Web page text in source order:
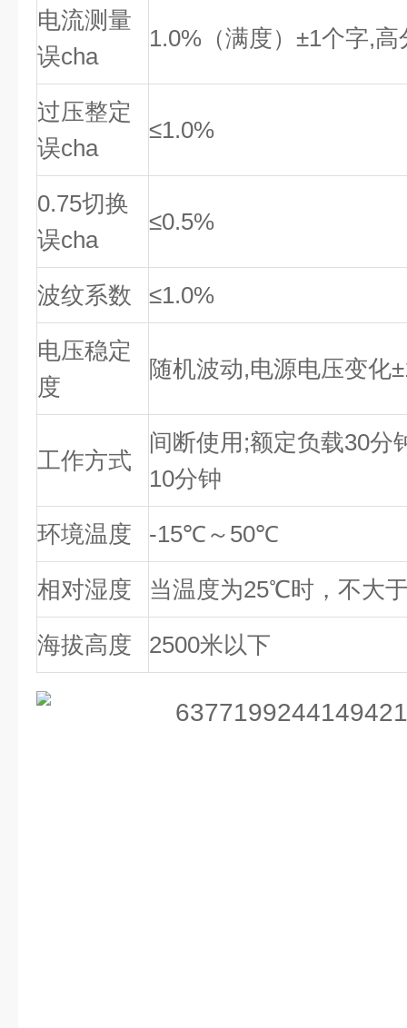
电流测量
误cha
1.0%（满度）±1个字,
过压整定
误cha
≤1.0%
0.75切换
误cha
≤0.5%
波纹系数 ≤1.0%
电压稳定
度
随机波动,电源电压变化
工作方式
间断使用;额定负载30分
10分钟
环境温度 -15℃～50℃
相对湿度 当温度为25℃时，不大
海拔高度 2500米以下